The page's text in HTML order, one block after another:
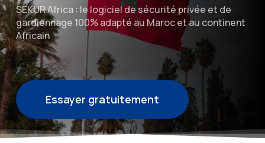
SEKUR Africa : le logiciel de sécurité privée et de
gardiennage 100% adapté au Maroc et au continent
Africain
Essayer gratuitement